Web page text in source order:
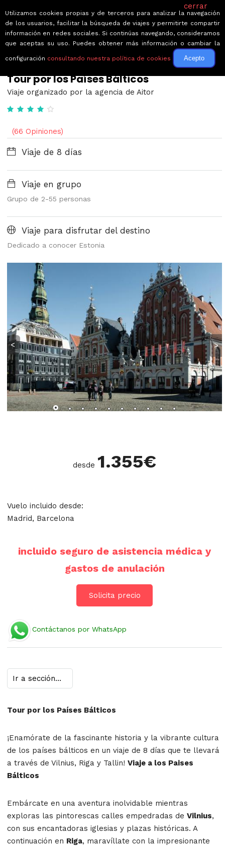
← Volver a Circuitos por Estonia
Tour por los Países Bálticos
Viaje organizado por la agencia de Aitor
(66 Opiniones)
Viaje de 8 días
Viaje en grupo
Grupo de 2-55 personas
Viaje para disfrutar del destino
Dedicado a conocer Estonia
< >
desde 1.355€
Vuelo incluido desde:
Madrid, Barcelona
incluido seguro de asistencia médica y
gastos de anulación
Solicita precio
Contáctanos por WhatsApp
Tour por los Países Bálticos
¡Enamórate de la fascinante historia y la vibrante cultura
de los países bálticos en un viaje de 8 días que te llevará
a través de Vilnius, Riga y Tallin! Viaje a los Paises
Bálticos
Embárcate en una aventura inolvidable mientras
exploras las pintorescas calles empedradas de Vilnius,
con sus encantadoras iglesias y plazas históricas. A
continuación en Riga, maravíllate con la impresionante
cerrar
Utilizamos cookies propias y de terceros para analizar la navegación
de los usuarios, facilitar la búsqueda de viajes y permitirte compartir
información en redes sociales. Si continúas navegando, consideramos
que aceptas su uso. Puedes obtener más información o cambiar la
configuración consultando nuestra política de cookies Acepto